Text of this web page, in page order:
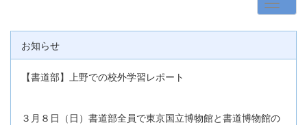
お知らせ
【書道部】上野での校外学習レポート
３月８日（日）書道部全員で東京国立博物館と書道博物館の